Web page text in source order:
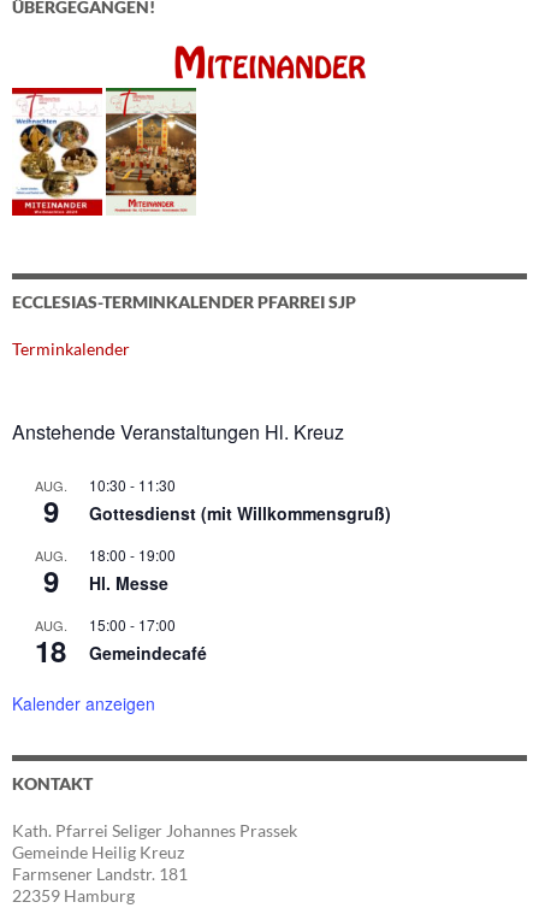
ÜBERGEGANGEN!
ECCLESIAS-TERMINKALENDER PFARREI SJP
Terminkalender
Anstehende Veranstaltungen Hl. Kreuz
AUG.
9
10:30 - 11:30
Gottesdienst (mit Willkommensgruß)
AUG.
9
18:00 - 19:00
Hl. Messe
AUG.
18
15:00 - 17:00
Gemeindecafé
Kalender anzeigen
KONTAKT
Kath. Pfarrei Seliger Johannes Prassek
Gemeinde Heilig Kreuz
Farmsener Landstr. 181
22359 Hamburg